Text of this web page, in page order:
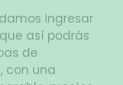
ingresar
así podrás
de
con una